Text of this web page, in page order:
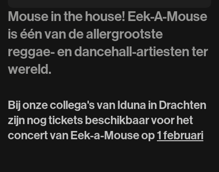
Mouse in the house! Eek-A-Mouse
is één van de allergrootste
reggae- en dancehall-artiesten ter
wereld.
Bij onze collega's van Iduna in Drachten
zijn nog tickets beschikbaar voor het
concert van Eek-a-Mouse op1 februari